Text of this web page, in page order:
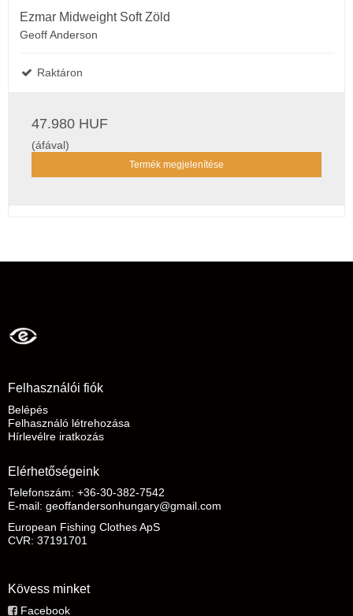
Ezmar Midweight Soft Zöld
Geoff Anderson
Raktáron
47.980 HUF
(áfával)
Termék megjelenítése
Felhasználói fiók
Belépés
Felhasználó létrehozása
Hírlevélre iratkozás
Elérhetőségeink
Telefonszám: +36-30-382-7542
E-mail: geoffandersonhungary@gmail.com
European Fishing Clothes ApS
CVR: 37191701
Kövess minket
Facebook